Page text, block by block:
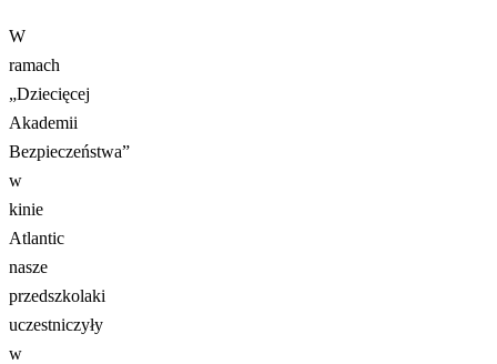
W
ramach
„Dziecięcej
Akademii
Bezpieczeństwa”
w
kinie
Atlantic
nasze
przedszkolaki
uczestniczyły
w